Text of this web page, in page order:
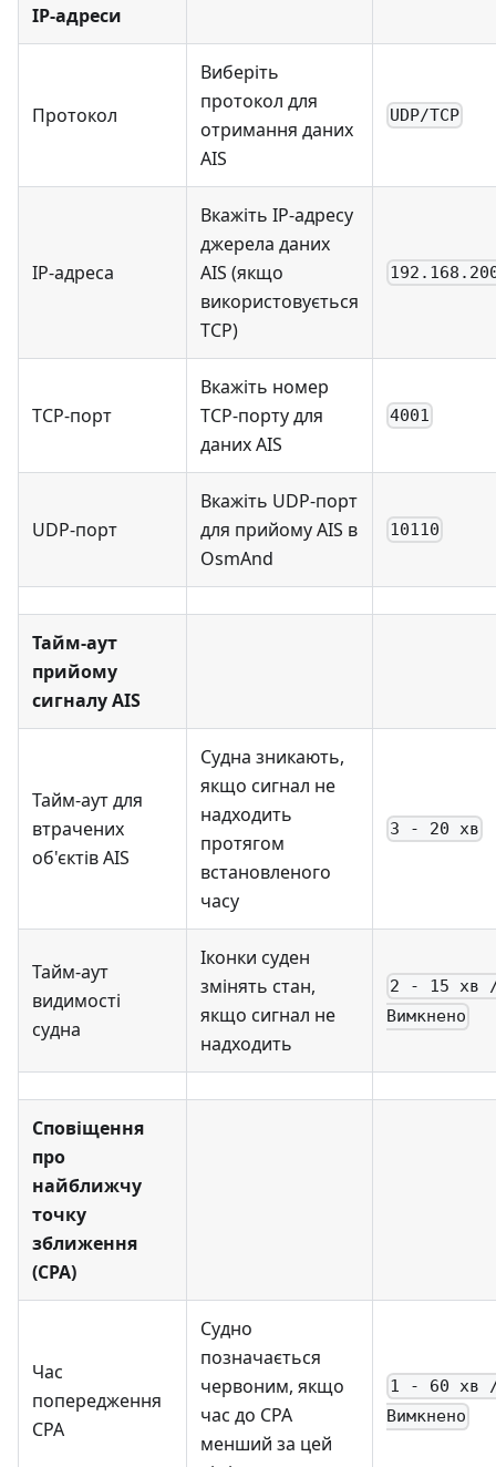
IP-адреси
Протокол
Виберіть
протокол для
отримання даних
AIS
UDP/TCP
IP-адреса
Вкажіть IP-адресу
джерела даних
AIS (якщо
використовується
TCP)
TCP-порт
Вкажіть номер
TCP-порту для
даних AIS
4001
UDP-порт
Вкажіть UDP-порт
для прийому AIS в
OsmAnd
10110
Тайм-аут
прийому
сигналу AIS
Тайм-аут для
втрачених
об'єктів AIS
Судна зникають,
якщо сигнал не
надходить
протягом
встановленого
часу
3 - 20 хв
Тайм-аут
видимості
судна
Іконки суден
змінять стан,
якщо сигнал не
надходить
2 - 15 хв
Вимкнено
Сповіщення
про
найближчу
точку
зближення
(CPA)
Час
попередження
CPA
Судно
позначається
червоним, якщо
час до CPA
менший за цей
1 - 60 хв
Вимкнено